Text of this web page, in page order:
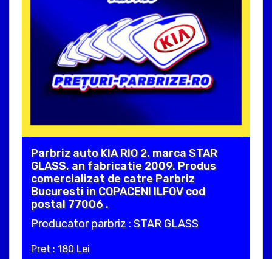
Parbriz auto KIA RIO 2, marca STAR
GLASS, an fabricatie 2009. Produs
comercializat de catre Parbriz
Bucuresti in COPACENI ILFOV cod
postal 77006 .
Producator parbriz : STAR GLASS
Pret : 180 Lei